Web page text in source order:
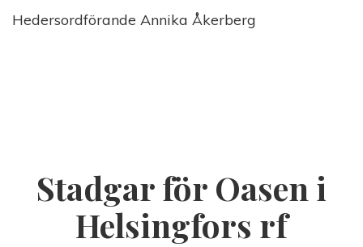
Hedersordförande Annika Åkerberg
Stadgar för Oasen i
Helsingfors rf